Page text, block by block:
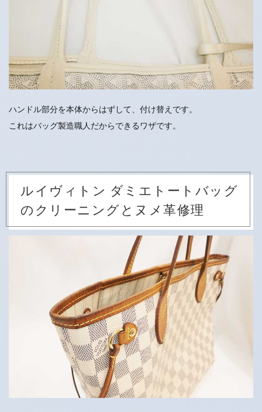
ハンドル部分を本体からはずして、付け替えです。
これはバッグ製造職人だからできるワザです。
ルイヴィトン ダミエトートバッグ
のクリーニングとヌメ革修理